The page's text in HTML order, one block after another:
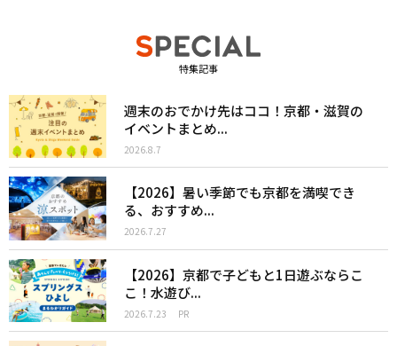
特集記事
週末のおでかけ先はココ！京都・滋賀の
イベントまとめ...
2026.8.7
【2026】暑い季節でも京都を満喫でき
る、おすすめ...
2026.7.27
【2026】京都で子どもと1日遊ぶならこ
こ！水遊び...
2026.7.23 PR